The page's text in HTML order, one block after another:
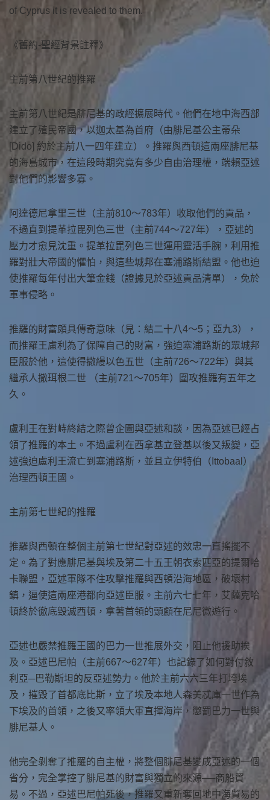
of Cyprus it is revealed to them.
《舊約-聖經背景註釋》
主前第八世紀的推羅
主前第八世紀是腓尼基的政經擴展時代。他們在地中海西部
建立了殖民帝國，以迦太基為首府（由腓尼基公主蒂朵
[Dido] 約於主前八一四年建立）。推羅與西頓這兩座腓尼基
的海島城市，在這段時期究竟有多少自由治理權，端賴亞述
對他們的影響多寡。
阿達德尼拿里三世（主前810～783年）收取他們的貢品，
不過直到提革拉毘列色三世（主前744～727年），亞述的
壓力才愈見沈重。提革拉毘列色三世運用靈活手腕，利用推
羅對壯大帝國的懼怕，與這些城邦在塞浦路斯結盟。他也迫
使推羅每年付出大筆金錢（證據見於亞述貢品清單），免於
軍事侵略。
推羅的財富頗具傳奇意味（見：結二十八4～5；亞九3），
而推羅王盧利為了保障自己的財富，強迫塞浦路斯的眾城邦
臣服於他，這使得撒縵以色五世（主前726～722年）與其
繼承人撒珥根二世 （主前721～705年）圍攻推羅有五年之
久。
盧利王在對峙終結之際曾企圖與亞述和談，因為亞述已經占
領了推羅的本土。不過盧利在西拿基立登基以後又叛變，亞
述強迫盧利王流亡到塞浦路斯，並且立伊特伯（Ittobaal）
治理西頓王國。
主前第七世紀的推羅
推羅與西頓在整個主前第七世紀對亞述的效忠一直搖擺不
定。為了對應腓尼基與埃及第二十五王朝衣索匹亞的提爾哈
卡聯盟，亞述軍隊不住攻擊推羅與西頓沿海地區，破壞村
鎮，逼使這兩座港都向亞述臣服。主前六七七年，艾薩克哈
頓終於徹底毀滅西頓，拿著首領的頭顱在尼尼微遊行。
亞述也嚴禁推羅王國的巴力一世推展外交，阻止他援助挨
及。亞述巴尼帕（主前667～627年）也記錄了如何對付敘
利亞─巴勒斯坦的反亞述勢力。他於主前六六三年打垮埃
及，摧毀了首都底比斯，立了埃及本地人森美忒庫一世作為
下埃及的首領，之後又率領大軍直揮海岸，懲罰巴力一世與
腓尼基人。
他完全剝奪了推羅的自主權，將整個腓尼基變成亞述的一個
省分，完全掌控了腓尼基的財富與獨立的來源──商船貿
易。不過，亞述巴尼帕死後，推羅又重新奪回地中海貿易的